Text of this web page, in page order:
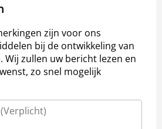
zijn voor ons
bij de ontwikkeling van
Wij zullen uw bericht lezen en
zo snel mogelijk